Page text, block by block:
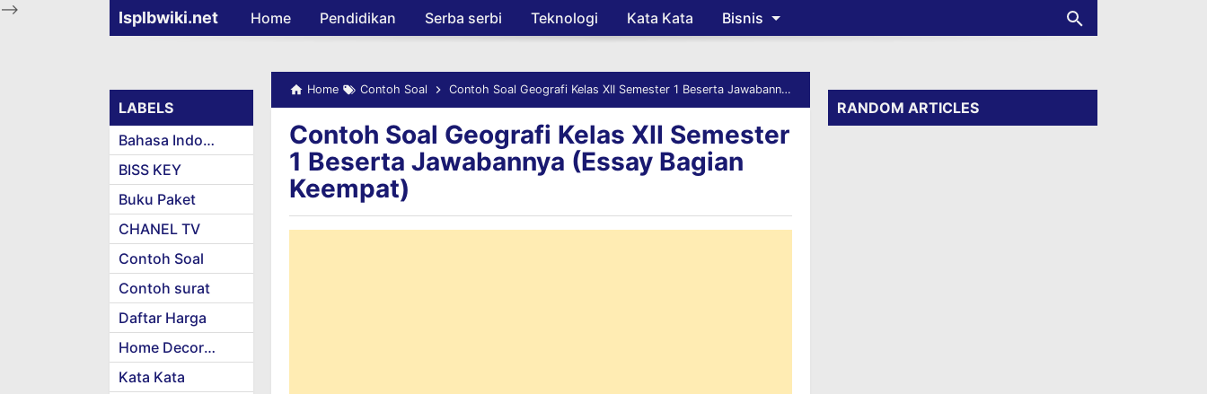
-->
Skip to main content
Isplbwiki.net Home Pendidikan Serba serbi Teknologi Kata Kata Bisnis
Home Contoh Soal Contoh Soal Geografi Kelas XII Semester 1 Beserta Jawabannya (Essay Bagian Keempat)
Contoh Soal Geografi Kelas XII Semester
1 Beserta Jawabannya (Essay Bagian
Keempat)
LABELS
Bahasa Indonesia
BISS KEY
Buku Paket
CHANEL TV
Contoh Soal
Contoh surat
Daftar Harga
Home Decoration
Kata Kata
RANDOM ARTICLES